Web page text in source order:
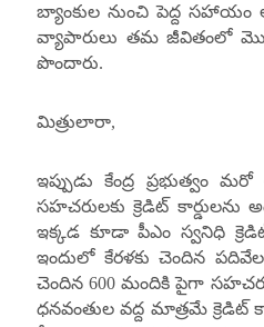
బ్యాంకుల నుంచి పెద్ద సహాయం
వ్యాపారులు తమ జీవితంలో
పొందారు.
మిత్రులారా,
ఇప్పుడు కేంద్ర ప్రభుత్వం
సహచరులకు క్రెడిట్ కార్డులను
ఇక్కడ కూడా పీఎం స్వనిధి
ఇందులో కేరళకు చెందిన
చెందిన 600 మందికి పైగా
ధనవంతుల వద్ద మాత్రమే క్రెడిట్